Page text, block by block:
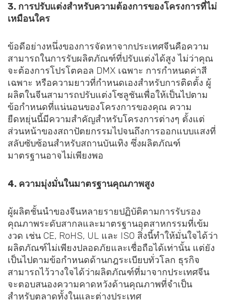
3. การปรับแต่งสำหรับความต้องการของโครงการที่ไม่
เหมือนใคร
ข้อดีอย่างหนึ่งของการจัดหาจากประเทศจีนคือความ
สามารถในการรับผลิตภัณฑ์ที่ปรับแต่งได้สูง ไม่ว่าคุณ
จะต้องการโปรโตคอล DMX เฉพาะ การกำหนดค่าสี
เฉพาะ หรือความยาวที่กำหนดเองสำหรับการติดตั้ง ผู้
ผลิตในจีนสามารถปรับแต่งโซลูชันเพื่อให้เป็นไปตาม
ข้อกำหนดที่แน่นอนของโครงการของคุณ ความ
ยืดหยุ่นนี้มีความสำคัญสำหรับโครงการต่างๆ ตั้งแต่
ส่วนหน้าของสถาปัตยกรรมไปจนถึงการออกแบบแสงที่
สลับซับซ้อนสำหรับสถานบันเทิง ซึ่งผลิตภัณฑ์
มาตรฐานอาจไม่เพียงพอ
4. ความมุ่งมั่นในมาตรฐานคุณภาพสูง
ผู้ผลิตชั้นนำของจีนหลายรายปฏิบัติตามการรับรอง
คุณภาพระดับสากลและมาตรฐานอุตสาหกรรมที่เข้ม
งวด เช่น CE, RoHS, UL และ ISO สิ่งนี้ทำให้มั่นใจได้ว่า
ผลิตภัณฑ์ไม่เพียงปลอดภัยและเชื่อถือได้เท่านั้น แต่ยัง
เป็นไปตามข้อกำหนดด้านกฎระเบียบทั่วโลก ธุรกิจ
สามารถไว้วางใจได้ว่าผลิตภัณฑ์ที่มาจากประเทศจีน
จะตอบสนองความคาดหวังด้านคุณภาพที่จำเป็น
สำหรับตลาดทั้งในและต่างประเทศ